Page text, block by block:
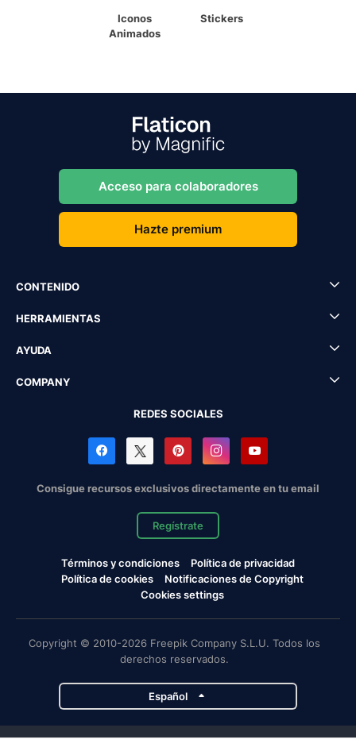
Iconos
Animados
Stickers
Acceso para colaboradores
Hazte premium
CONTENIDO
HERRAMIENTAS
AYUDA
COMPANY
REDES SOCIALES
Consigue recursos exclusivos directamente en tu email
Regístrate
Términos y condiciones
Política de privacidad
Política de cookies
Notificaciones de Copyright
Cookies settings
Copyright © 2010-2026 Freepik Company S.L.U. Todos los
derechos reservados.
Español